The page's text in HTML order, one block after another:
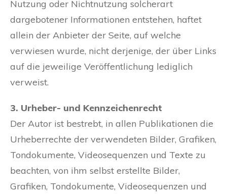
Nutzung oder Nichtnutzung solcherart
dargebotener Informationen entstehen, haftet
allein der Anbieter der Seite, auf welche
verwiesen wurde, nicht derjenige, der über Links
auf die jeweilige Veröffentlichung lediglich
verweist.
3. Urheber- und Kennzeichenrecht
Der Autor ist bestrebt, in allen Publikationen die
Urheberrechte der verwendeten Bilder, Grafiken,
Tondokumente, Videosequenzen und Texte zu
beachten, von ihm selbst erstellte Bilder,
Grafiken, Tondokumente, Videosequenzen und